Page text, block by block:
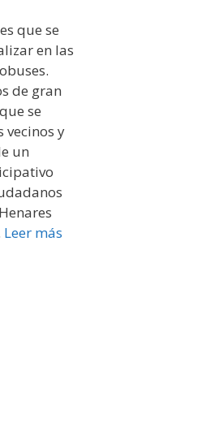
que se
en las
de gran
se
vecinos y
un
Leer más